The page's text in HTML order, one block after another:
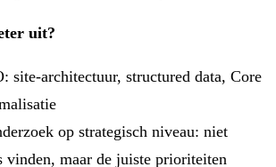
uit?
site-architectuur, structured data, Core
op strategisch niveau: niet
vinden, maar de juiste prioriteiten